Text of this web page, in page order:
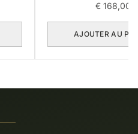
€168,00
AJOUTER AU